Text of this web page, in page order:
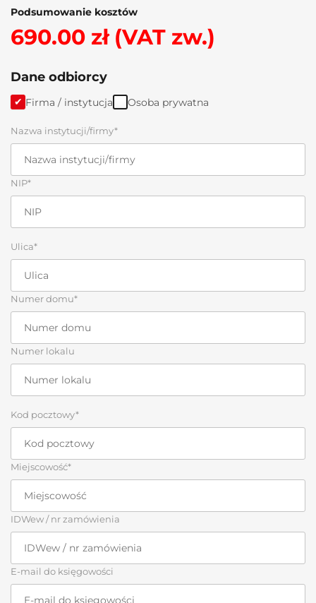
Podsumowanie kosztów
690.00 zł (VAT zw.)
Dane odbiorcy
Firma / instytucja Osoba prywatna
Nazwa instytucji/firmy*
NIP*
Ulica*
Numer domu*
Numer lokalu
Kod pocztowy*
Miejscowość*
IDWew / nr zamówienia
E-mail do księgowości